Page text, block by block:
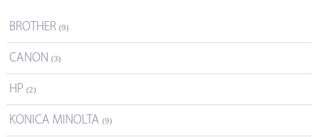
BROTHER(9)
CANON(3)
HP(2)
KONICA MINOLTA(9)